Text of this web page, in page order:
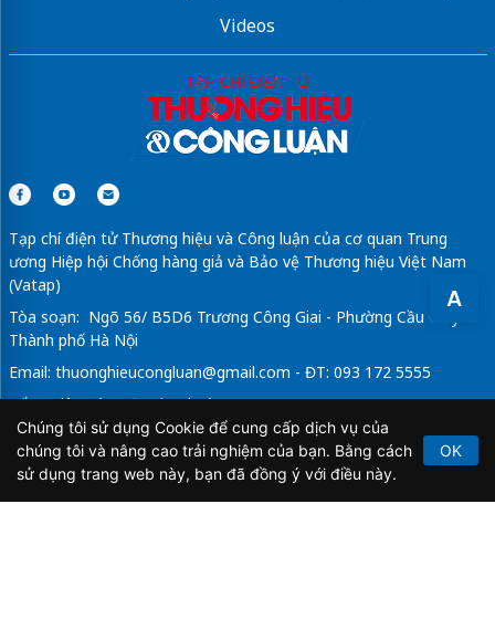
A
Videos
Tạp chí điện tử Thương hiệu và Công luận của cơ quan Trung
ương Hiệp hội Chống hàng giả và Bảo vệ Thương hiệu Việt Nam
(Vatap)
Tòa soạn: Ngõ 56/ B5D6 Trương Công Giai - Phường Cầu Giấy -
Thành phố Hà Nội
Email: thuonghieucongluan@gmail.com - ĐT: 093 172 5555
Tổng Biên Tập: Vũ Đức Thuận
Giấy phép hoạt động báo chí điện tử số 64/GP-BTTTT do Bộ
Thông tin và Truyền thông cấp ngày 21/2/2020.
Chúng tôi sử dụng Cookie để cung cấp dịch vụ của
chúng tôi và nâng cao trải nghiệm của bạn. Bằng cách
sử dụng trang web này, bạn đã đồng ý với điều này.
OK